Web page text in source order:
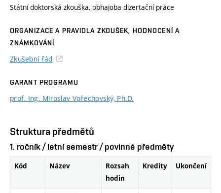
Státní doktorská zkouška, obhajoba dizertační práce
ORGANIZACE A PRAVIDLA ZKOUŠEK, HODNOCENÍ A
ZNÁMKOVÁNÍ
Zkušební řád
GARANT PROGRAMU
prof. Ing. Miroslav Vořechovský, Ph.D.
Struktura předmětů
1. ročník / letní semestr / povinné předměty
Kód Název
Rozsah
hodin
Kredity Ukončení